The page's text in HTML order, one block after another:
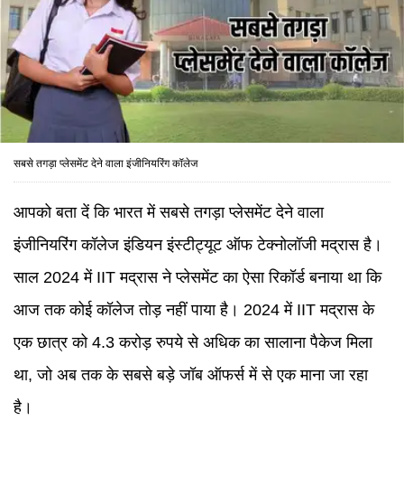
सबसे तगड़ा प्लेसमेंट देने वाला इंजीनियरिंग कॉलेज
आपको बता दें कि भारत में सबसे तगड़ा प्लेसमेंट देने वाला
इंजीनियरिंग कॉलेज इंडियन इंस्टीट्यूट ऑफ टेक्नोलॉजी मद्रास है।
साल 2024 में IIT मद्रास ने प्लेसमेंट का ऐसा रिकॉर्ड बनाया था कि
आज तक कोई कॉलेज तोड़ नहीं पाया है। 2024 में IIT मद्रास के
एक छात्र को 4.3 करोड़ रुपये से अधिक का सालाना पैकेज मिला
था, जो अब तक के सबसे बड़े जॉब ऑफर्स में से एक माना जा रहा
है।